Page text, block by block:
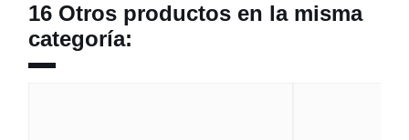
16 Otros productos en la misma
categoría: